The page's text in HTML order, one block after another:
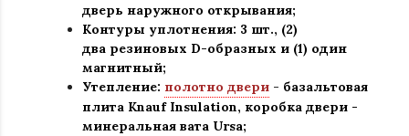
дверь наружного открывания;
Контуры уплотнения: 3 шт., (2)
два резиновых D-образных и (1) один
магнитный;
Утепление: полотно двери - базальтовая
плита Knauf Insulation, коробка двери -
минеральная вата Ursa;